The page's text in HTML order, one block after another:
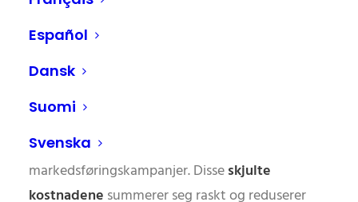
Español
Dansk
Suomi
Svenska
løsning
I mange bedrifter oppstår det høye, ofte
oversette kostnader ved gjentatt oppretting,
produktbilder og videoer til layout for
markedsføringskampanjer. Disseskjulte
kostnadene summerer seg raskt og reduserer